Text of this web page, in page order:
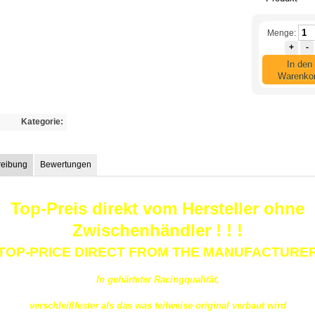
Menge:
+
-
In den
Kategorie:
Bewertungen
Top-Preis direkt vom Hersteller ohne
Zwischenhändler ! ! !
PRICE DIRECT FROM THE
In gehärteter Racingqualität,
verschleißfester als das was teilweise original verbaut wird